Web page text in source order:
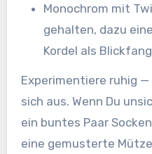
Monochrom mit
gehalten, dazu
Kordel als
Experimentiere ruhig
sich aus. Wenn Du
ein buntes Paar
eine gemusterte